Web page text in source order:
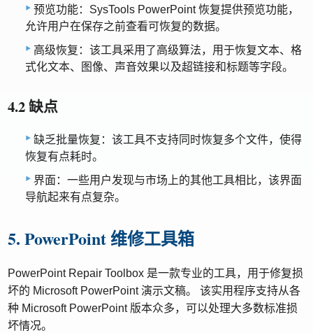
预览功能：SysTools PowerPoint 恢复提供预览功能，
允许用户在保存之前查看可恢复的数据。
高级恢复：该工具采用了高级算法，用于恢复文本、格
式化文本、图像、声音效果以及超链接和标题等字段。
4.2 缺点
缺乏批量恢复：该工具不支持同时恢复多个文件，使得
恢复有点耗时。
界面：一些用户发现与市场上的其他工具相比，该界面
导航起来有点复杂。
5. PowerPoint 维修工具箱
PowerPoint Repair Toolbox 是一款专业的工具，用于修复损
坏的 Microsoft PowerPoint 演示文稿。 该实用程序支持从各
种 Microsoft PowerPoint 版本众多，可以处理大多数标准损
坏情况。